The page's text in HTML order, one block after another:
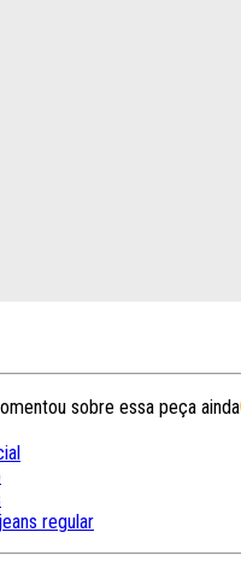
sobre essa peça ainda
regular